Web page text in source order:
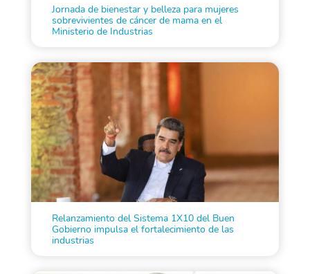
Jornada de bienestar y belleza para mujeres
sobrevivientes de cáncer de mama en el
Ministerio de Industrias
Relanzamiento del Sistema 1X10 del Buen
Gobierno impulsa el fortalecimiento de las
industrias